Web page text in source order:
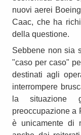
nuovi aerei
Caac, che ha
della questione.
Sebbene non sia
"caso per caso"
destinati agli
interrompere
la situazione
preoccupazione a
è unicamente di